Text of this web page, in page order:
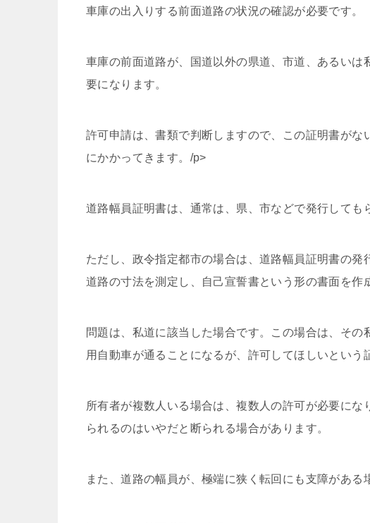
車庫の出入りする前面道路の状況の確認が必要です。
車庫の前面道路が、国道以外の県道、市道、あるい
要になります。
許可申請は、書類で判断しますので、この証明書が
にかかってきます。/p>
道路幅員証明書は、通常は、県、市などで発行しても
ただし、政令指定都市の場合は、道路幅員証明書の
道路の寸法を測定し、自己宣誓書という形の書面を作
問題は、私道に該当した場合です。この場合は、そ
用自動車が通ることになるが、許可してほしいという
所有者が複数人いる場合は、複数人の許可が必要に
られるのはいやだと断られる場合があります。
また、道路の幅員が、極端に狭く転回にも支障がある